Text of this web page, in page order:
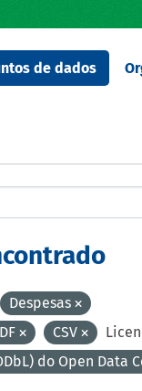
de dados
Despesas
CSV
do Open Data